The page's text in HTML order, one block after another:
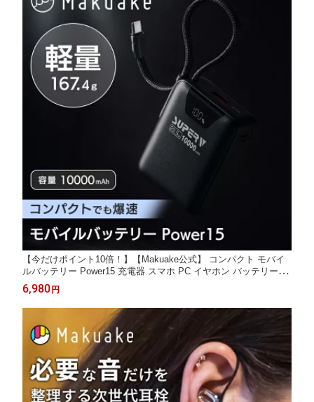
【今だけポイント10倍！】【Makuake公式】 コンパクト モバイ
ルバッテリー Power15 充電器 スマホ PC イヤホン バッテリー 持
ち運び コンパクト 急速充電 軽量 フル充電 10000mAh タイプC
機内持ち込み 可能 おでかけ 旅行 アウトドア Makuake マクアケ
6,980 円